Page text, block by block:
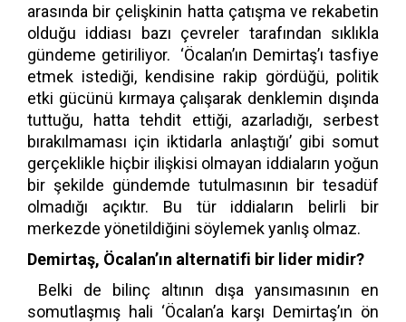
arasında bir çelişkinin hatta çatışma ve rekabetin
olduğu iddiası bazı çevreler tarafından sıklıkla
gündeme getiriliyor. ‘Öcalan’ın Demirtaş’ı tasfiye
etmek istediği, kendisine rakip gördüğü, politik
etki gücünü kırmaya çalışarak denklemin dışında
tuttuğu, hatta tehdit ettiği, azarladığı, serbest
bırakılmaması için iktidarla anlaştığı’ gibi somut
gerçeklikle hiçbir ilişkisi olmayan iddiaların yoğun
bir şekilde gündemde tutulmasının bir tesadüf
olmadığı açıktır. Bu tür iddiaların belirli bir
merkezde yönetildiğini söylemek yanlış olmaz.
Demirtaş, Öcalan’ın alternatifi bir lider midir?
Belki de bilinç altının dışa yansımasının en
somutlaşmış hali ‘Öcalan’a karşı Demirtaş’ın ön